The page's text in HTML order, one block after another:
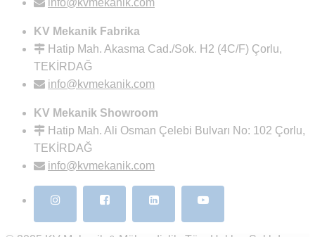
info@kvmekanik.com
KV Mekanik Fabrika
Hatip Mah. Akasma Cad./Sok. H2 (4C/F) Çorlu,
TEKİRDAĞ
info@kvmekanik.com
KV Mekanik Showroom
Hatip Mah. Ali Osman Çelebi Bulvarı No: 102 Çorlu,
TEKİRDAĞ
info@kvmekanik.com